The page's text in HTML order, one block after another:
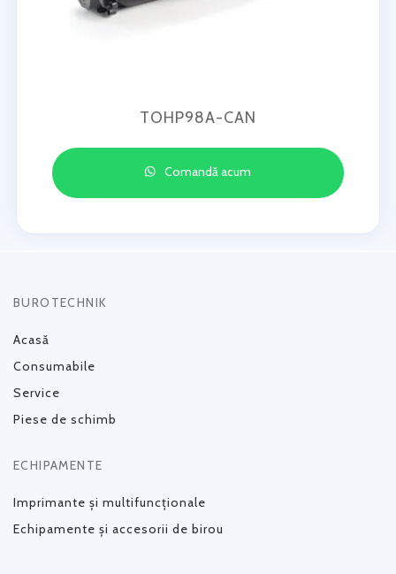
TOHP98A-CAN
Comandă acum
BUROTECHNIK
Acasă
Consumabile
Service
Piese de schimb
ECHIPAMENTE
Imprimante și multifuncționale
Echipamente și accesorii de birou